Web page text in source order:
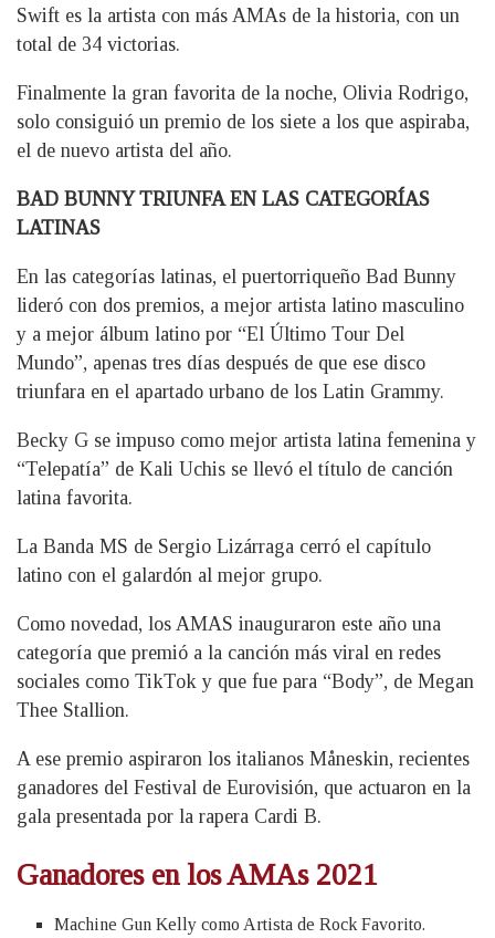
Swift es la artista con más AMAs de la historia, con un
total de 34 victorias.
Finalmente la gran favorita de la noche, Olivia Rodrigo,
solo consiguió un premio de los siete a los que aspiraba,
el de nuevo artista del año.
BAD BUNNY TRIUNFA EN LAS CATEGORÍAS
LATINAS
En las categorías latinas, el puertorriqueño Bad Bunny
lideró con dos premios, a mejor artista latino masculino
y a mejor álbum latino por “El Último Tour Del
Mundo”, apenas tres días después de que ese disco
triunfara en el apartado urbano de los Latin Grammy.
Becky G se impuso como mejor artista latina femenina y
“Telepatía” de Kali Uchis se llevó el título de canción
latina favorita.
La Banda MS de Sergio Lizárraga cerró el capítulo
latino con el galardón al mejor grupo.
Como novedad, los AMAS inauguraron este año una
categoría que premió a la canción más viral en redes
sociales como TikTok y que fue para “Body”, de Megan
Thee Stallion.
A ese premio aspiraron los italianos Måneskin, recientes
ganadores del Festival de Eurovisión, que actuaron en la
gala presentada por la rapera Cardi B.
Ganadores en los AMAs 2021
Machine Gun Kelly como Artista de Rock Favorito.